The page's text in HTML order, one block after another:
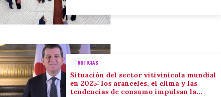
NOTICIAS
Situación del sector vitivinícola mundial
en 2025: los aranceles, el clima y las
tendencias de consumo impulsan la